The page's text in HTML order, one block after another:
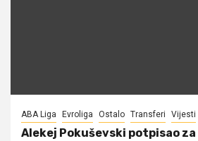
ABA Liga Evroliga Ostalo Transferi Vijesti
Alekej Pokuševski potpisao